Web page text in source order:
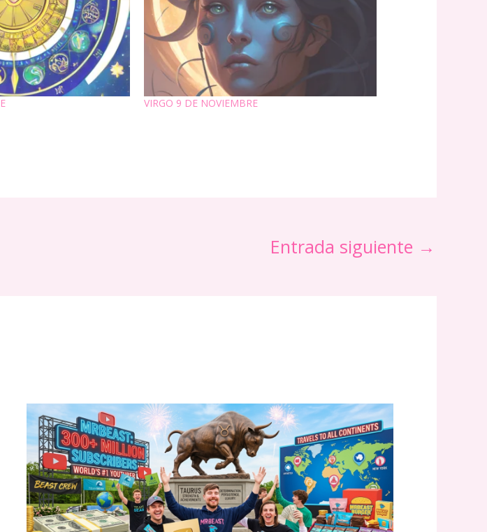
VIRGO 9 DE NOVIEMBRE
Entrada siguiente →